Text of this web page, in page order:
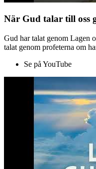
När Gud talar till oss
Gud har talat genom Lagen
talat genom profeterna om
Se på YouTube